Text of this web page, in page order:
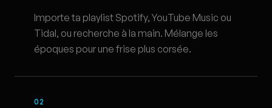
Importe ta playlist Spotify, YouTube Music ou
Tidal, ou recherche à la main. Mélange les
époques pour une frise plus corsée.
02